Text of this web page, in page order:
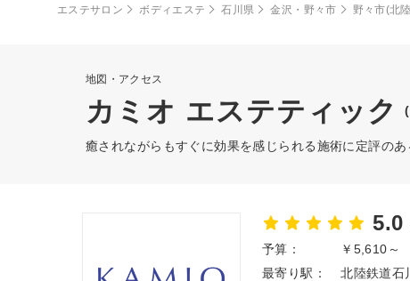
エステサロン ボディエステ 石川県 金沢・野々市 野々市(北
地図・アクセス
カミオ エステティック
癒されながらもすぐに効果を感じられる施術に定評の
5.0
予算：
￥5,610～
最寄り駅：
北陸鉄道石